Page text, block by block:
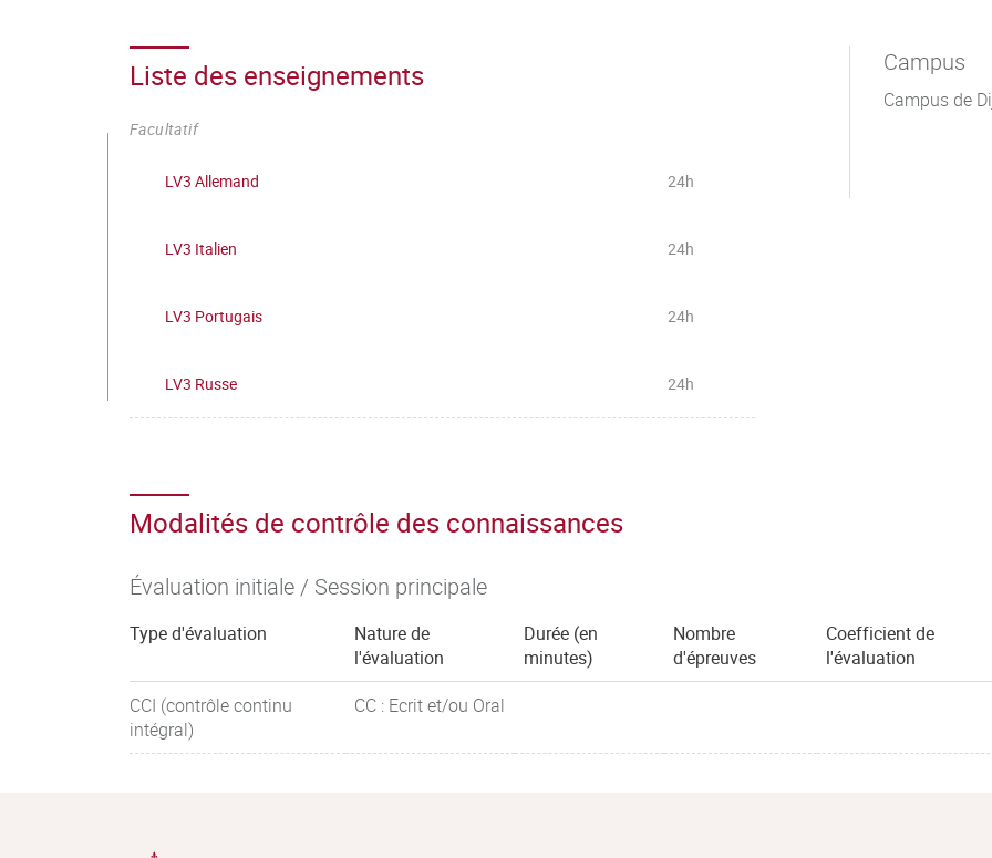
Liste des enseignements
Facultatif
LV3 Allemand 24h
LV3 Italien 24h
LV3 Portugais 24h
LV3 Russe 24h
Campus
Campus de
Modalités de contrôle des connaissances
Évaluation initiale / Session principale
Type d'évaluation
Nature de
l'évaluation
Durée (en
minutes)
Nombre
d'épreuves
Coefficient de
l'évaluation
CCI (contrôle continu
intégral)
CC : Ecrit et/ou Oral